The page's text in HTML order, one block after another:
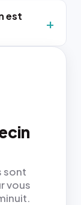
est
sont
vous